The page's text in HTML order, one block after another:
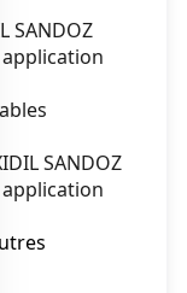
SANDOZ
application
SANDOZ
application